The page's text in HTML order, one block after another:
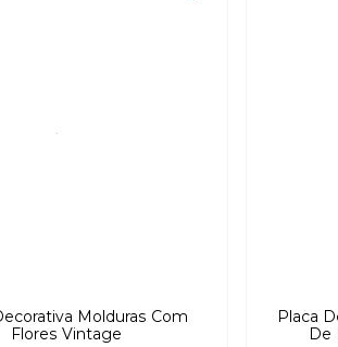
Molduras Com
Flores Vintage
Placa
De